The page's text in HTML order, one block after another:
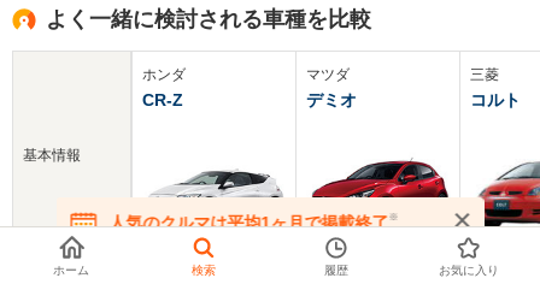
よく一緒に検討される車種を比較
基本情報
ホンダ
CR-Z
マツダ
デミオ
三菱
コルト
人気のクルマは平均1ヶ月で掲載終了※
在庫が無くなる前にお問い合わせください
ホーム 検索 履歴 お気に入り